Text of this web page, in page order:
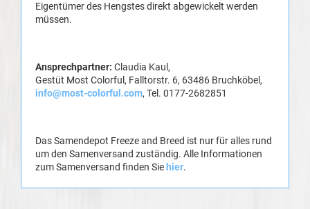
Eigentümer des Hengstes direkt abgewickelt werden
müssen.
Ansprechpartner: Claudia Kaul,
Gestüt Most Colorful, Falltorstr. 6, 63486 Bruchköbel,
info@most-colorful.com, Tel. 0177-2682851
Das Samendepot Freeze and Breed ist nur für alles rund
um den Samenversand zuständig. Alle Informationen
zum Samenversand finden Sie hier.